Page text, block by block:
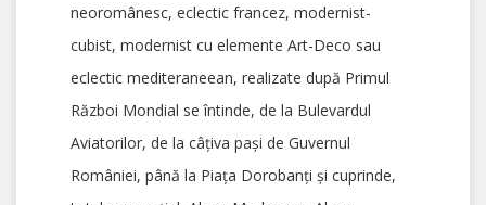
neoromânesc, eclectic francez, modernist-
cubist, modernist cu elemente Art-Deco sau
eclectic mediteraneean, realizate după Primul
Război Mondial se întinde, de la Bulevardul
Aviatorilor, de la câțiva pași de Guvernul
României, până la Piața Dorobanți și cuprinde,